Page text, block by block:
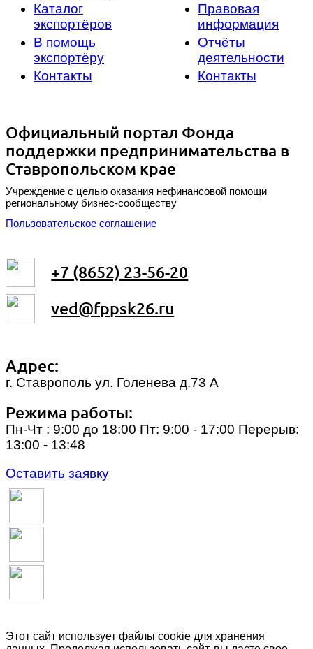
Каталог
экспортёров
В помощь
экспортёру
Контакты
Правовая
информация
Отчёты
деятельности
Контакты
Официальный портал Фонда
поддержки предпринимательства в
Ставропольском крае
Учреждение с целью оказания нефинансовой помощи
региональному бизнес-сообществу
Пользовательское соглашение
+7 (8652) 23-56-20
ved@fppsk26.ru
Адрес:
г. Ставрополь ул. Голенева д.73 A
Режима работы:
Пн-Чт : 9:00 до 18:00 Пт: 9:00 - 17:00 Перерыв:
13:00 - 13:48
Оставить заявку
Этот сайт использует файлы cookie для хранения